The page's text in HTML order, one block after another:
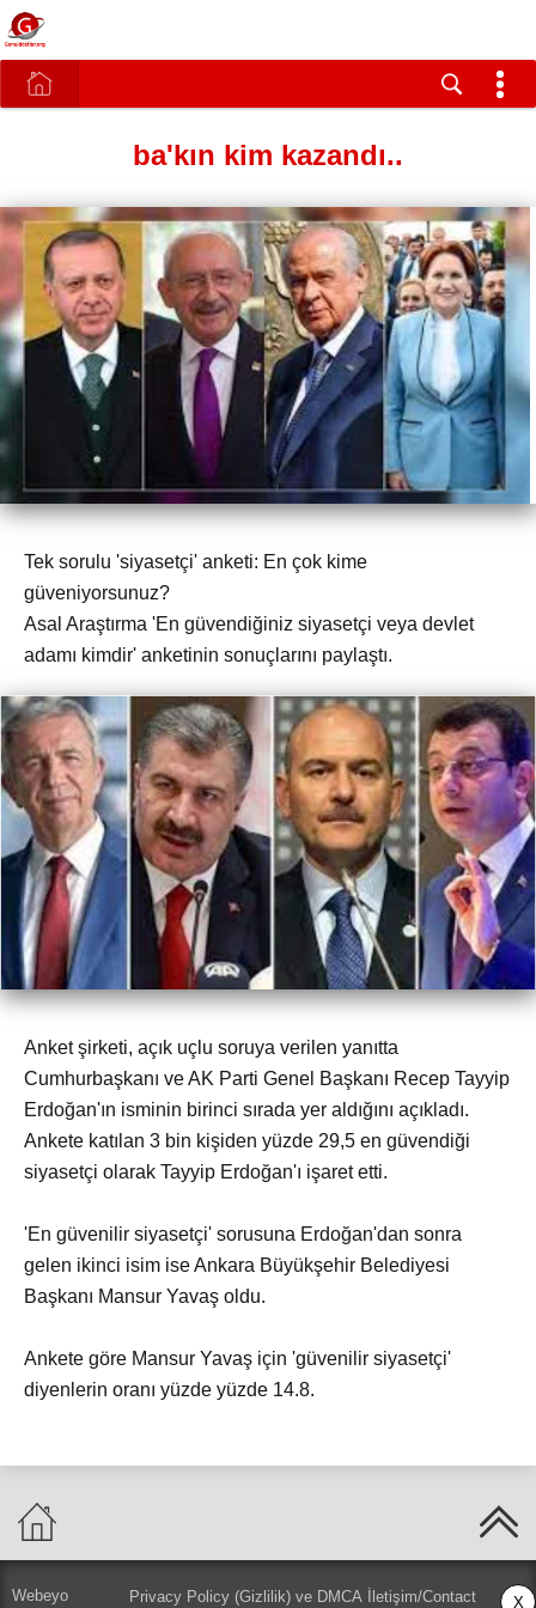
ba'kın kim kazandı..
Tek sorulu 'siyasetçi' anketi: En çok kime
güveniyorsunuz?
Asal Araştırma 'En güvendiğiniz siyasetçi veya devlet
adamı kimdir' anketinin sonuçlarını paylaştı.
Anket şirketi, açık uçlu soruya verilen yanıtta
Cumhurbaşkanı ve AK Parti Genel Başkanı Recep Tayyip
Erdoğan'ın isminin birinci sırada yer aldığını açıkladı.
Ankete katılan 3 bin kişiden yüzde 29,5 en güvendiği
siyasetçi olarak Tayyip Erdoğan'ı işaret etti.
'En güvenilir siyasetçi' sorusuna Erdoğan'dan sonra
gelen ikinci isim ise Ankara Büyükşehir Belediyesi
Başkanı Mansur Yavaş oldu.
Ankete göre Mansur Yavaş için 'güvenilir siyasetçi'
diyenlerin oranı yüzde yüzde 14.8.
Webeyo Privacy Policy (Gizlilik) ve DMCA İletişim/Contact X